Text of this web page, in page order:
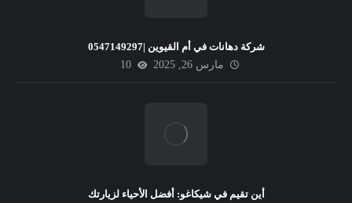
شركة دهانات في أم القيوين |0547149297
مارس 26, 2025
10
أين تقيم في شيكاغو: أفضل الأحياء لزيارتك